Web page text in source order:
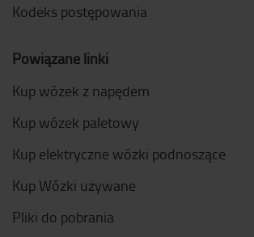
Kodeks postępowania
Powiązane linki
Kup wózek z napędem
Kup wózek paletowy
Kup elektryczne wózki podnoszące
Kup Wózki używane
Pliki do pobrania